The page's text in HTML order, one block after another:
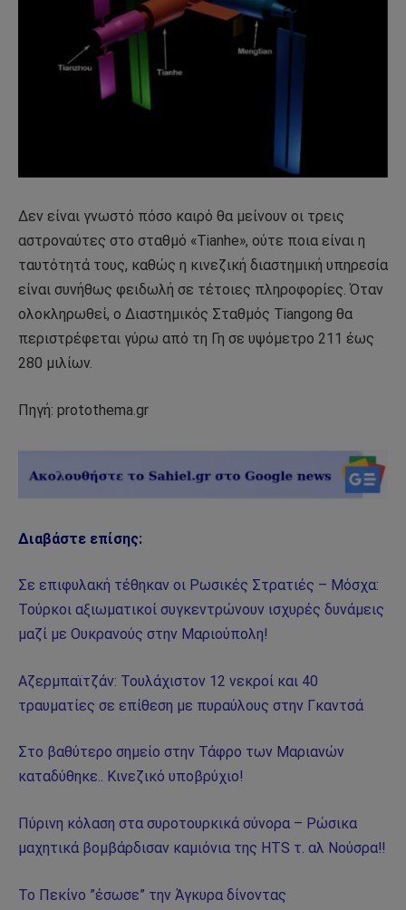
Δεν είναι γνωστό πόσο καιρό θα μείνουν οι τρεις
αστροναύτες στο σταθμό «Tianhe», ούτε ποια είναι η
ταυτότητά τους, καθώς η κινεζική διαστημική υπηρεσία
είναι συνήθως φειδωλή σε τέτοιες πληροφορίες. Όταν
ολοκληρωθεί, ο Διαστημικός Σταθμός Tiangong θα
περιστρέφεται γύρω από τη Γη σε υψόμετρο 211 έως
280 μιλίων.
Πηγή: protothema.gr
Διαβάστε επίσης:
Σε επιφυλακή τέθηκαν οι Ρωσικές Στρατιές – Μόσχα:
Τούρκοι αξιωματικοί συγκεντρώνουν ισχυρές δυνάμεις
μαζί με Ουκρανούς στην Μαριούπολη!
Αζερμπαϊτζάν: Τουλάχιστον 12 νεκροί και 40
τραυματίες σε επίθεση με πυραύλους στην Γκαντσά
Στο βαθύτερο σημείο στην Τάφρο των Μαριανών
καταδύθηκε.. Κινεζικό υποβρύχιο!
Πύρινη κόλαση στα συροτουρκικά σύνορα – Ρώσικα
μαχητικά βομβάρδισαν καμιόνια της HTS τ. αλ Νούσρα!!
Το Πεκίνο ”έσωσε” την Άγκυρα δίνοντας